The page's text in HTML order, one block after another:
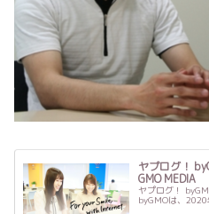
ヤプログ！
GMO MEDIA
ヤプログ！
byGMOは、